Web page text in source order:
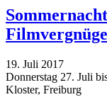
19. Juli 2017
Donnerstag 27. Juli
Kloster, Freiburg